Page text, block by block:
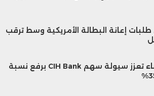
إعانة البطالة الأمريكية وسط ترقب
بورصة الدار البيضاء تعزز سيولة سهم CIH Bank برفع نسبة